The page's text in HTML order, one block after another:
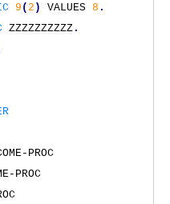
9 ( 2 ) VALUES 8 .
ZZZZZZZZZZ .
PROC
PROC